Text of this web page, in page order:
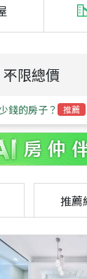
不限總價
錢的房子？ 推薦
推薦